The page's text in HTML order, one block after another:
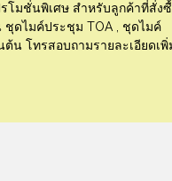
โมชั่นพิเศษ สำหรับลูกค้าที่สั่ง
ดไมค์ประชุม TOA , ชุดไมค์
น โทรสอบถามรายละเอียดเพิ่